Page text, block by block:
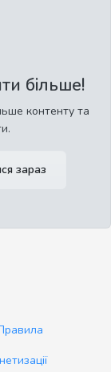
більше!
контенту та
зараз